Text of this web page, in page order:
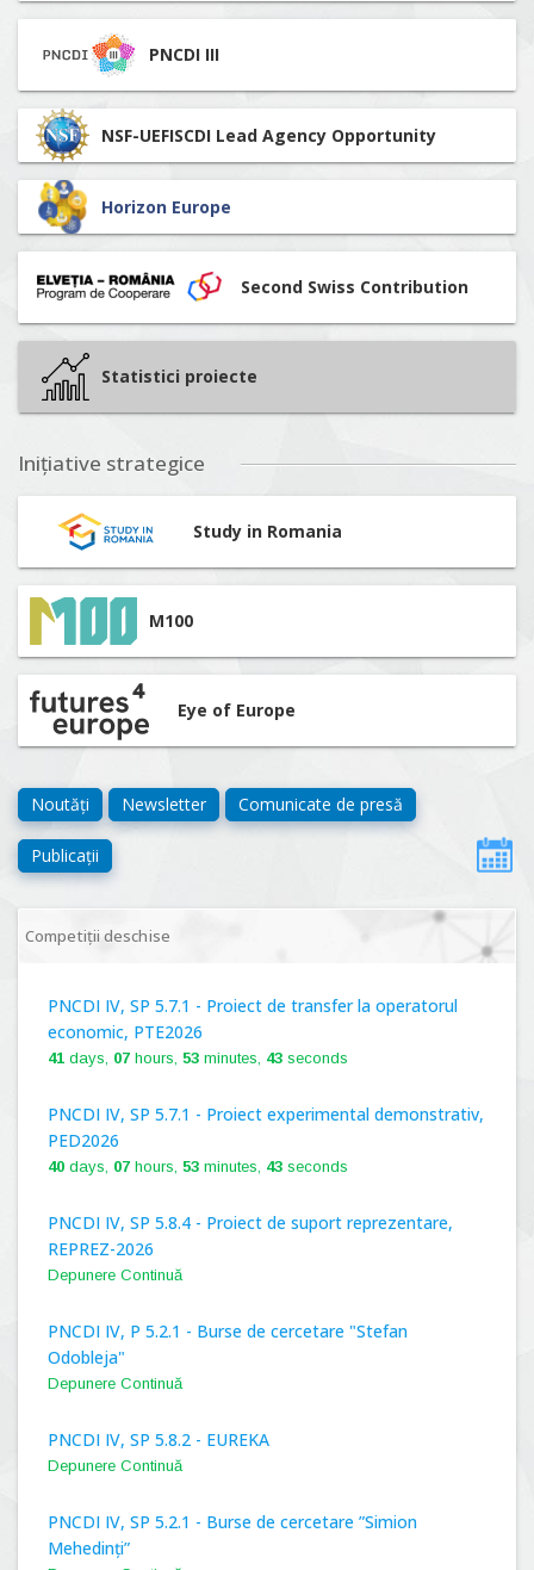
PNCDI III
NSF-UEFISCDI Lead Agency Opportunity
Horizon Europe
Second Swiss Contribution
Statistici proiecte
Inițiative strategice
Study in Romania
M100
Eye of Europe
Noutăți Newsletter Comunicate de presă
Publicații
Competiții deschise
PNCDI IV, SP 5.7.1 - Proiect de transfer la operatorul
economic, PTE2026
41 days, 07 hours, 53 minutes, 42 seconds
PNCDI IV, SP 5.7.1 - Proiect experimental demonstrativ,
PED2026
40 days, 07 hours, 53 minutes, 42 seconds
PNCDI IV, SP 5.8.4 - Proiect de suport reprezentare,
REPREZ-2026
Depunere Continuă
PNCDI IV, P 5.2.1 - Burse de cercetare "Stefan
Odobleja"
Depunere Continuă
PNCDI IV, SP 5.8.2 - EUREKA
Depunere Continuă
PNCDI IV, SP 5.2.1 - Burse de cercetare ”Simion
Mehedinți”